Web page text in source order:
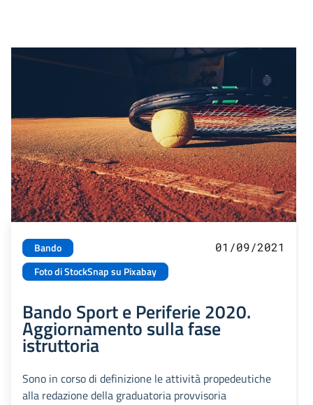
Bando
Foto di StockSnap su Pixabay
01/09/2021
Bando Sport e Periferie 2020.
Aggiornamento sulla fase
istruttoria
Sono in corso di definizione le attività propedeutiche
alla redazione della graduatoria provvisoria